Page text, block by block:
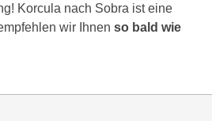
Korcula nach Sobra ist eine
wir Ihnen so bald wie